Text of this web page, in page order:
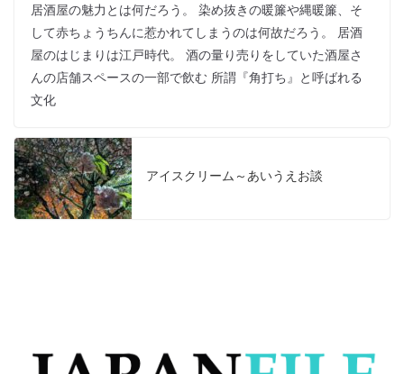
居酒屋の魅力とは何だろう。 染め抜きの暖簾や縄暖簾、そ
して赤ちょうちんに惹かれてしまうのは何故だろう。 居酒
屋のはじまりは江戸時代。 酒の量り売りをしていた酒屋さ
んの店舗スペースの一部で飲む 所謂『角打ち』と呼ばれる
文化
アイスクリーム～あいうえお談